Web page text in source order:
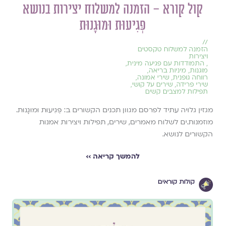
קול קורא – הזמנה למשלוח יצירות בנושא
פְּגִיעוּת וּמוּגָנוּת
//
הזמנה למשלוח טקסטים
ויצירות
, התמודדות עם פגיעה מינית,
מוגנות, מיניות בריאה,
רווחה גופנית, שירי אמונה,
שירי פרידה, שירים על קושי,
תפילות למצבים קשים
מגזין גלויה עתיד לפרסם מגוון תכנים הקשורים ב: פְּגִיעוּת וּמוּגָנוּת.
מוזמנות.ים לשלוח מאמרים, שירים, תפילות ויצירות אמנות
הקשורים לנושא.
להמשך קריאה ››
קולות קוראים